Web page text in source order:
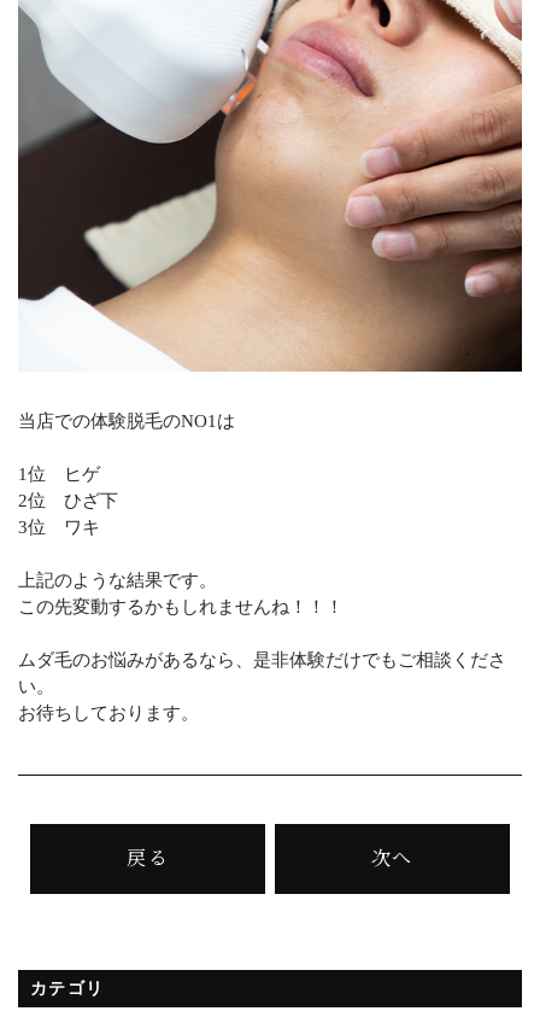
当店での体験脱毛のNO1は
1位 ヒゲ
2位 ひざ下
3位 ワキ
上記のような結果です。
この先変動するかもしれませんね！！！
ムダ毛のお悩みがあるなら、是非体験だけでもご相談くださ
い。
お待ちしております。
戻る 次へ
カテゴリ